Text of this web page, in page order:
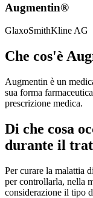
Augmentin®
GlaxoSmithKline AG
Che cos'è
Augmentin è un
sua forma
prescrizione medica.
Di che cosa
durante il
Per curare la malattia
per controllarla, nella
considerazione il tipo